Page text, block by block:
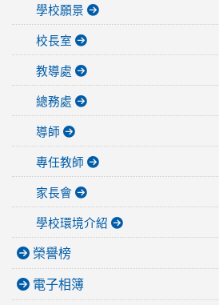
學校願景
校長室
教導處
總務處
導師
專任教師
家長會
學校環境介紹
榮譽榜
電子相簿